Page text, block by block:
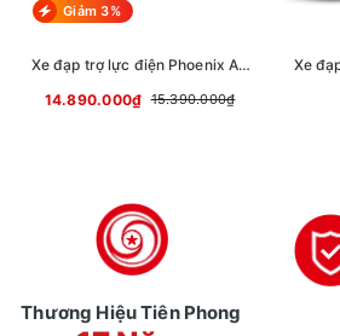
Giảm 3%
Xe đạp trợ lực điện Phoenix A9
14.890.000₫ 15.390.000₫
Xe
Thương Hiệu Tiên Phong